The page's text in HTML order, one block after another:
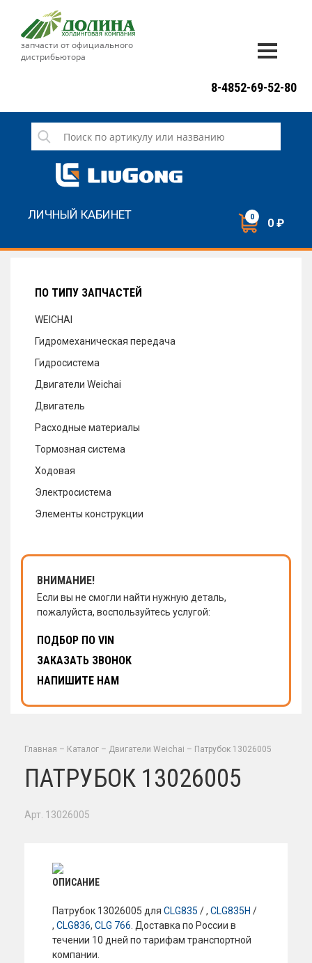
запчасти от официального
дистрибьютора
СЕРВИС
НОВОСТИ
8-4852-69-52-80
ЛИЧНЫЙ КАБИНЕТ 0 0 ₽
ПО ТИПУ ЗАПЧАСТЕЙ
WEICHAI
Гидромеханическая передача
Гидросистема
Двигатели Weichai
Двигатель
Расходные материалы
Тормозная система
Ходовая
Электросистема
Элементы конструкции
ВНИМАНИЕ!
Если вы не смогли найти нужную деталь,
пожалуйста, воспользуйтесь услугой:
ПОДБОР ПО VIN
ЗАКАЗАТЬ ЗВОНОК
НАПИШИТЕ НАМ
Главная – Каталог – Двигатели Weichai – Патрубок 13026005
ПАТРУБОК 13026005
Арт. 13026005
ОПИСАНИЕ
Патрубок 13026005 для CLG835 / , CLG835H /
, CLG836, CLG 766 . Доставка по России в
течении 10 дней по тарифам транспортной
компании.